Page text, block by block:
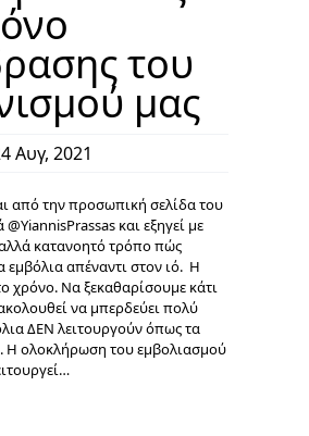
του
μας
Αυγ, 2021
από την προσωπική σελίδα του
και εξηγεί με
κατανοητό τρόπο πώς
εμβόλια απέναντι στον ιό. Η
χρόνο. Να ξεκαθαρίσουμε κάτι
να μπερδεύει πολύ
ΔΕΝ λειτουργούν όπως τα
Η ολοκλήρωση του εμβολιασμού